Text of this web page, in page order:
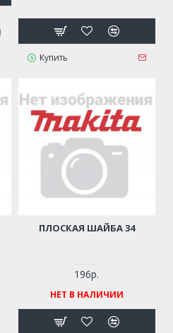
Купить
ПЛОСКАЯ ШАЙБА 34
196р.
НЕТ В НАЛИЧИИ